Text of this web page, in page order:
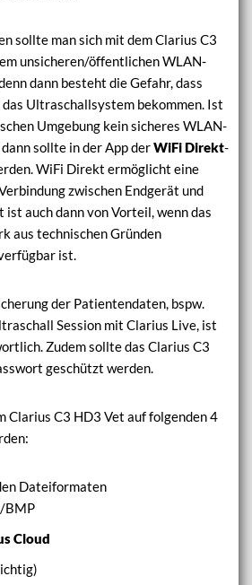
sollte man sich mit dem Clarius C3
unsicheren/öffentlichen WLAN-
dann besteht die Gefahr, dass
Ultraschallsystem bekommen. Ist
Umgebung kein sicheres WLAN-
sollte in der App derWiFi Direkt-
WiFi Direkt ermöglicht eine
zwischen Endgerät und
auch dann von Vorteil, wenn das
aus technischen Gründen
ist.
der Patientendaten, bspw.
Session mit Clarius Live, ist
Zudem sollte das Clarius C3
geschützt werden.
Clarius C3 HD3 Vet auf folgenden 4
Dateiformaten
BMP
Cloud